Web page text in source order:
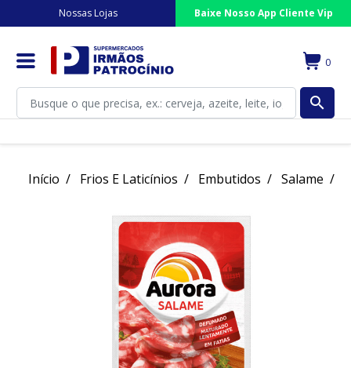
Nossas Lojas Baixe Nosso App Cliente Vip
0
search
Início Frios E Laticínios Embutidos Salame